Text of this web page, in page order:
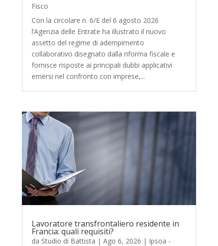
Fisco
Con la circolare n. 6/E del 6 agosto 2026
l’Agenzia delle Entrate ha illustrato il nuovo
assetto del regime di adempimento
collaborativo disegnato dalla riforma fiscale e
fornisce risposte ai principali dubbi applicativi
emersi nel confronto con imprese,...
Lavoratore transfrontaliero residente in
Francia: quali requisiti?
da Studio di Battista | Ago 6, 2026 | Ipsoa -